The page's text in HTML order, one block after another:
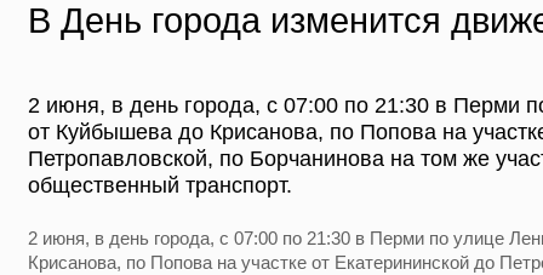
В День города изменится
2 июня, в день города, с 07:00 по 21:30 в Перми
от Куйбышева до Крисанова, по Попова на
Петропавловской, по Борчанинова на том же
общественный транспорт.
2 июня, в день города, с 07:00 по 21:30 в Перми по улице
Крисанова, по Попова на участке от Екатерининской до